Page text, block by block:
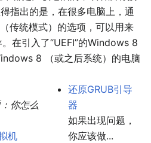
指出的是，在很多电脑上，通
传统模式）的选项，可以用来
在引入了“UEFI”的Windows 8
8 （或之后系统）的电脑
你怎么
机
还原GRUB引导
器
如果出现问题，
你应该做...